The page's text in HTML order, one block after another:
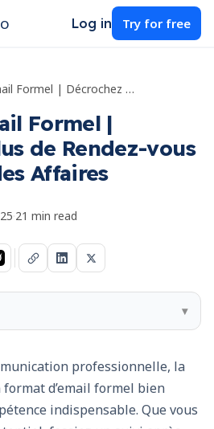
Log in Try for free
Format d’Email Formel | Décrochez Plus de Rendez-vous & Concluez des Affaires
Formel |
de Rendez-vous
Affaires
·21 min read
▾
professionnelle, la
d’email formel bien
indispensable. Que vous